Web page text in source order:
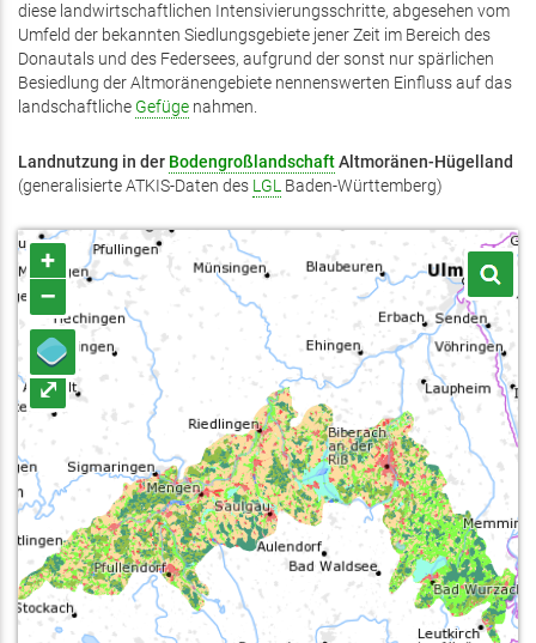
diese landwirtschaftlichen Intensivierungsschritte, abgesehen vom
Umfeld der bekannten Siedlungsgebiete jener Zeit im Bereich des
Donautals und des Federsees, aufgrund der sonst nur spärlichen
Besiedlung der Altmoränengebiete nennenswerten Einfluss auf das
landschaftliche Gefüge nahmen.
Landnutzung in der BodengroßlandschaftAltmoränen-Hügelland
(generalisierte ATKIS-Daten des LGL Baden-Württemberg)
+
–
⤢